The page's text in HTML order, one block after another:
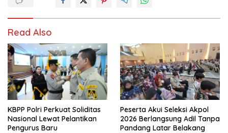
Read Also
KBPP Polri Perkuat Soliditas
Nasional Lewat Pelantikan
Pengurus Baru
Peserta Akui Seleksi Akpol
2026 Berlangsung Adil Tanpa
Pandang Latar Belakang